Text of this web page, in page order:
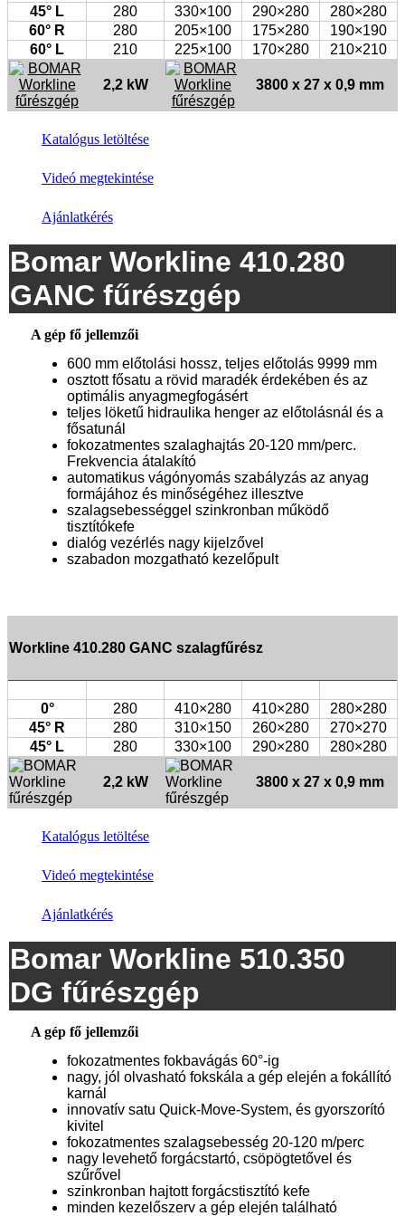
45° L 280 330×100 290×280
280×280
60° R
280 205×100 175×280
190×190
60° L
210 225×100 170×280 210×210
2,2 kW 3800 x 27 x 0,9 mm
Katalógus letöltése
Videó megtekintése
Ajánlatkérés
Bomar Workline 410.280
GANC fűrészgép
A gép fő jellemzői
600 mm előtolási hossz, teljes előtolás 9999 mm
osztott fősatu a rövid maradék érdekében és az
optimális anyagmegfogásért
teljes löketű hidraulika henger az előtolásnál és a
fősatunál
fokozatmentes szalaghajtás 20-120 mm/perc.
Frekvencia átalakító
automatikus vágónyomás szabályzás az anyag
formájához és minőségéhez illesztve
szalagsebességgel szinkronban működő
tisztítókefe
dialóg vezérlés nagy kijelzővel
szabadon mozgatható kezelőpult
Workline 410.280 GANC szalagfűrész
0° 280 410×280 410×280
280×280
45° R
280 310×150 260×280
270×270
45° L
280 330×100 290×280 280×280
2,2 kW 3800 x 27 x 0,9 mm
Katalógus letöltése
Videó megtekintése
Ajánlatkérés
Bomar Workline 510.350
DG fűrészgép
A gép fő jellemzői
fokozatmentes fokbavágás 60°-ig
nagy, jól olvasható fokskála a gép elején a fokállító
karnál
innovatív satu Quick-Move-System, és gyorszorító
kivitel
fokozatmentes szalagsebesség 20-120 m/perc
nagy levehető forgácstartó, csöpögtetővel és
szűrővel
szinkronban hajtott forgácstisztító kefe
minden kezelőszerv a gép elején található